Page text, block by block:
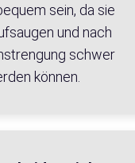
sein, da sie
und nach
schwer
können.